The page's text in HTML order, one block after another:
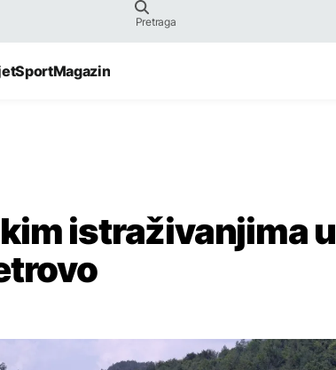
SportMagazin
istraživanjima u